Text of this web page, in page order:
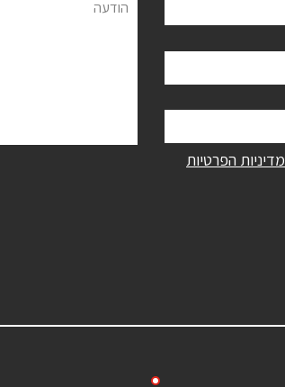
הודעה
מדיניות הפרטיות